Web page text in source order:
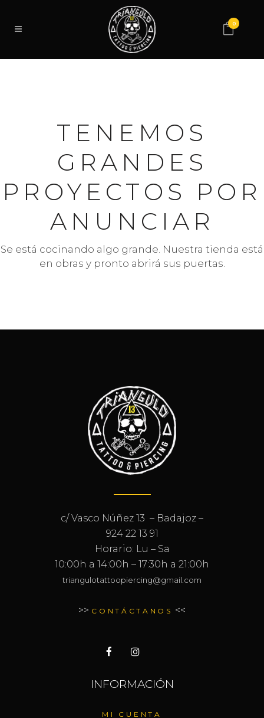
0
TENEMOS
GRANDES
PROYECTOS POR
ANUNCIAR
Se está cocinando algo grande. Nuestra tienda está
en obras y pronto abrirá sus puertas.
c/ Vasco Núñez 13 – Badajoz –
924 22 13 91
Horario: Lu – Sa
10:00h a 14:00h – 17:30h a 21:00h
triangulotattoopiercing@gmail.com
>> CONTÁCTANOS <<
INFORMACIÓN
MI CUENTA